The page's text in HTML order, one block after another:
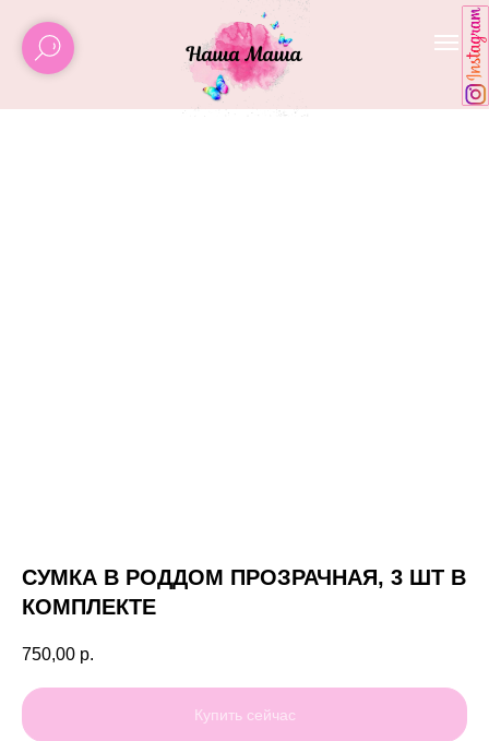
СУМКА В РОДДОМ ПРОЗРАЧНАЯ, 3 ШТ В
КОМПЛЕКТЕ
750,00 р.
Купить сейчас